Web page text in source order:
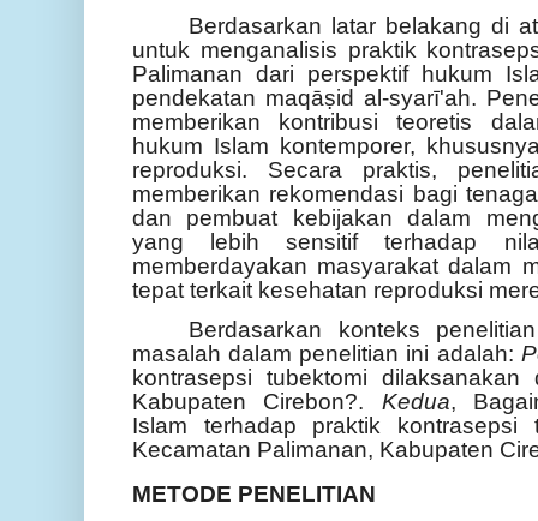
Berdasarkan latar belakang di
untuk menganalisis praktik
Palimanan dari perspektif hukum
pendekatan maqāṣid al-syarī'ah.
memberikan kontribusi teoretis
hukum Islam kontemporer,
reproduksi. Secara praktis,
memberikan rekomendasi bagi
dan pembuat kebijakan dalam
yang lebih sensitif terhadap
memberdayakan masyarakat dalam
tepat terkait kesehatan reproduksi
Berdasarkan konteks
masalah dalam penelitian ini adalah:
kontrasepsi tubektomi
Kabupaten Cirebon?. Kedua,
Islam terhadap praktik
Kecamatan Palimanan, Kabupaten
METODE PENELITIAN